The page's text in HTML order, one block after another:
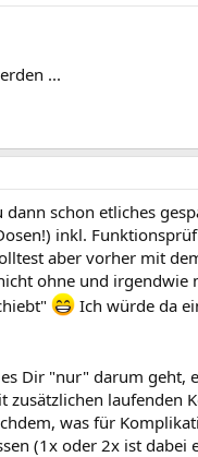
...
schon etliches
inkl.
aber vorher mit
ohne und irgendwie
Ich würde da
Dir "nur" darum geht,
laufenden
was für
(1x oder 2x ist dabei